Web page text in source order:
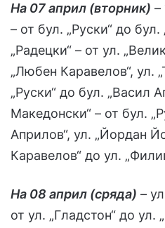
На 07 април (вторник) –
– от бул. „Руски“ до
„Радецки“ – от ул.
„Любен Каравелов“, ул.
„Руски“ до бул. „Васил
Македонски“ – от бул.
Априлов“, ул. „Йордан
Каравелов“ до ул.
На 08 април (сряда) –
от ул. „Гладстон“ до ул.